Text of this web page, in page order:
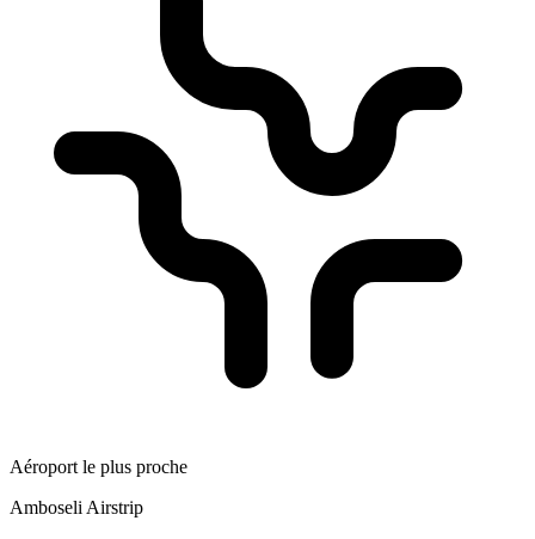
Aéroport le plus proche
Amboseli Airstrip